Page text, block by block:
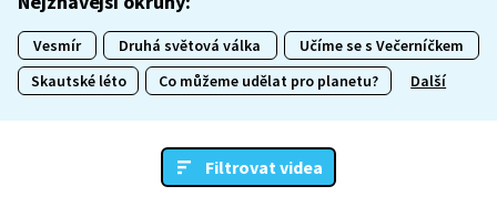
Vesmír Druhá světová válka
Učíme se s Večerníčkem
Skautské léto
Co můžeme udělat pro planetu? Další
Filtrovat videa